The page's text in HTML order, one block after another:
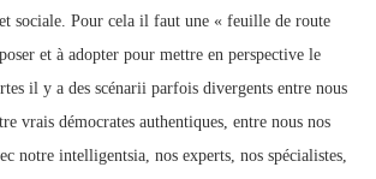
sociale. Pour cela il faut une « feuille de route
et à adopter pour mettre en perspective le
il y a des scénarii parfois divergents entre nous
vrais démocrates authentiques, entre nous nos
notre intelligentsia, nos experts, nos spécialistes,